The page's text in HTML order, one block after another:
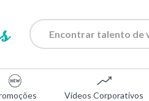
Vídeos Corporativos